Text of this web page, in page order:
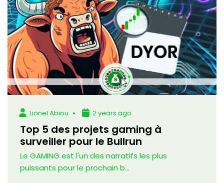
Lionel Abiou 2 years ago
Top 5 des projets gaming à
surveiller pour le Bullrun
Le GAMING est l'un des narratifs les plus
puissants pour le prochain b...